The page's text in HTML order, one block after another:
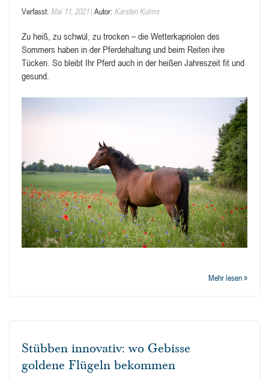
Verfasst: Mai 11, 2021 Autor: Karsten Kulms
Zu heiß, zu schwül, zu trocken – die Wetterkapriolen des
Sommers haben in der Pferdehaltung und beim Reiten ihre
Tücken. So bleibt Ihr Pferd auch in der heißen Jahreszeit fit und
gesund.
Mehr lesen »
Stübben innovativ: wo Gebisse
goldene Flügeln bekommen